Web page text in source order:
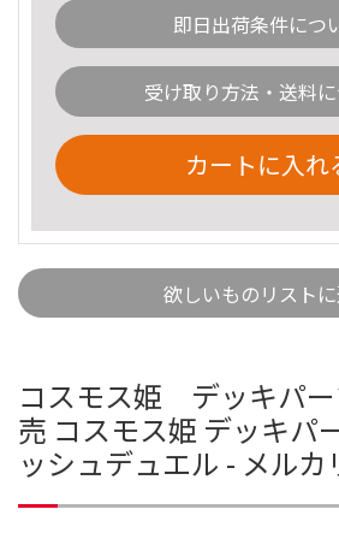
即日出荷条件につ
受け取り方法・送料
カートに入れ
欲しいものリスト
コスモス姫 デッキパ
売 コスモス姫 デッキパ
ッシュデュエル - メル